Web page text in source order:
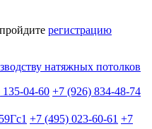
регистрацию
04-60 +7 (926) 834-48-74
+7 (495) 023-60-61 +7